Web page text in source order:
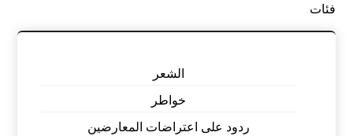
فئات
الشعر
خواطر
ردود على اعتراضات المعارضين